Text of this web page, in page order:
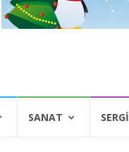
SANAT SERGI